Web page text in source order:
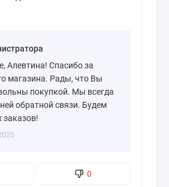
0
Алевтина! Спасибо за
магазина. Рады, что Вы
покупкой. Мы всегда
обратной связи. Будем